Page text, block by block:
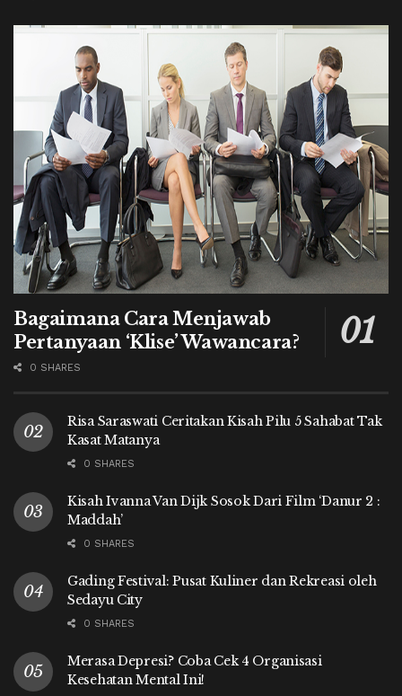
Bagaimana Cara Menjawab
Pertanyaan ‘Klise’ Wawancara?
0 SHARES
Risa Saraswati Ceritakan Kisah Pilu 5 Sahabat Tak
Kasat Matanya
0 SHARES
Kisah Ivanna Van Dijk Sosok Dari Film ‘Danur 2 :
Maddah’
0 SHARES
Gading Festival: Pusat Kuliner dan Rekreasi oleh
Sedayu City
0 SHARES
Merasa Depresi? Coba Cek 4 Organisasi
Kesehatan Mental Ini!